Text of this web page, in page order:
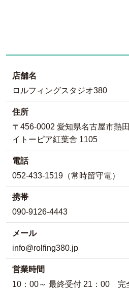
店舗名
ロルフィングスタジオ380
住所
〒456-0002 愛知県名古屋市熱
イトーピア紅葉舎 1105
電話
052-433-1519（常時留守電）
携帯
090-9126-4443
メール
info@rolfing380.jp
営業時間
10：00～ 最終受付 21：00 完